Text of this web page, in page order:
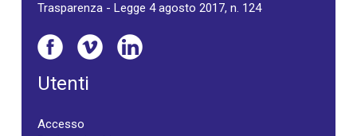
Trasparenza - Legge 4 agosto 2017, n. 124
Utenti
Accesso